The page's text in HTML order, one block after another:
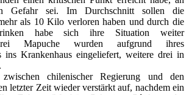
Gefahr sei. Im Durchschnitt sollen die
als 10 Kilo verloren haben und durch die
habe sich ihre Situation weiter
Mapuche wurden aufgrund ihres
ins Krankenhaus eingeliefert, weitere drei in
chilenischer Regierung und den
letzter Zeit wieder verstärkt auf, nachdem ein